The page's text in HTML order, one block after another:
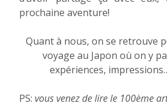
prochaine aventure!
Quant à nous, on se retrouve
voyage au Japon où on y
expériences,
PS: vous venez de lire le 100ème